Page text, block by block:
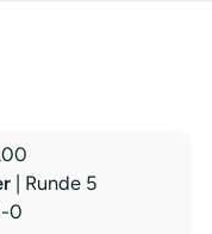
| Runde 5
0